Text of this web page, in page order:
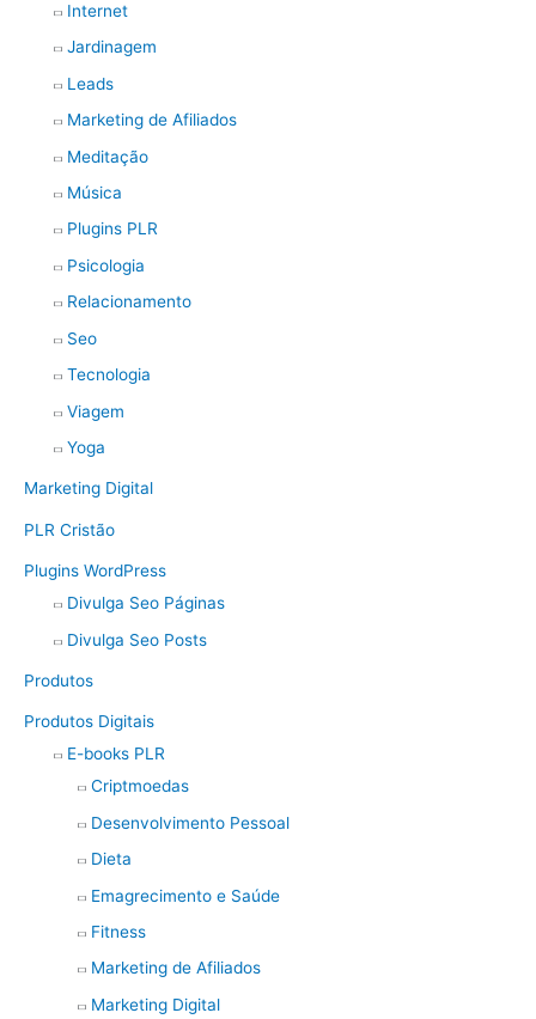
Internet
Jardinagem
Leads
Marketing de Afiliados
Meditação
Música
Plugins PLR
Psicologia
Relacionamento
Seo
Tecnologia
Viagem
Yoga
Marketing Digital
PLR Cristão
Plugins WordPress
Divulga Seo Páginas
Divulga Seo Posts
Produtos
Produtos Digitais
E-books PLR
Criptmoedas
Desenvolvimento Pessoal
Dieta
Emagrecimento e Saúde
Fitness
Marketing de Afiliados
Marketing Digital